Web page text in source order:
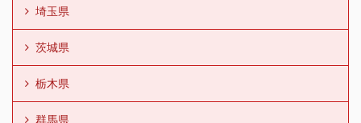
埼玉県
茨城県
栃木県
群馬県